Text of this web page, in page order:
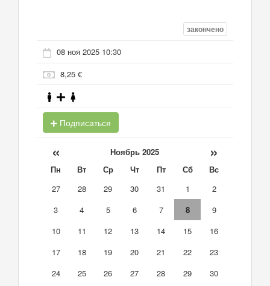
закончено
08 ноя 2025 10:30
8,25 €
Подписаться
« Ноябрь 2025 »
Пн Вт Ср Чт Пт Сб
Вс
27
28 29 30 31 1
2
3
4 5 6 7 8
9
10
11 12 13 14 15
16
17
18 19 20 21 22
23
24
25 26 27 28 29
30